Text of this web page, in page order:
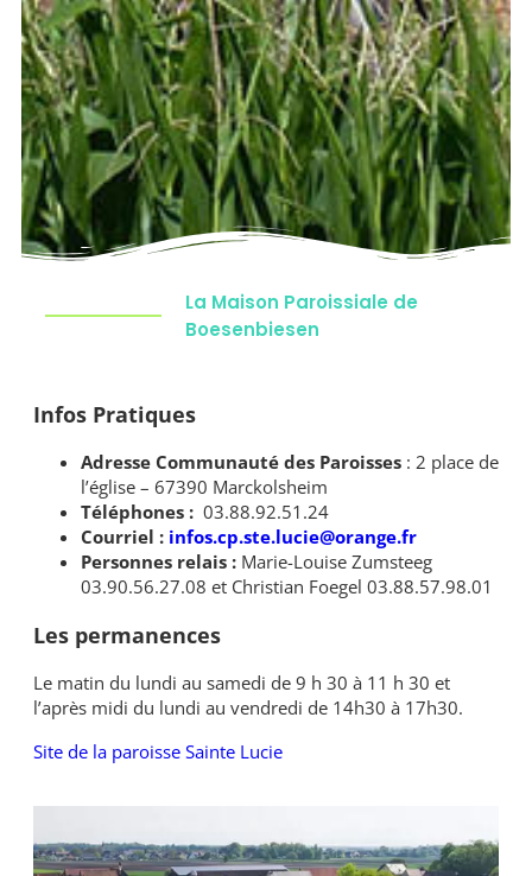
La Maison Paroissiale de
Boesenbiesen
Infos Pratiques
Adresse Communauté des Paroisses : 2 place de
l’église – 67390 Marckolsheim
Téléphones : 03.88.92.51.24
Courriel : infos.cp.ste.lucie@orange.fr
Personnes relais : Marie-Louise Zumsteeg
03.90.56.27.08 et Christian Foegel 03.88.57.98.01
Les permanences
Le matin du lundi au samedi de 9 h 30 à 11 h 30 et
l’après midi du lundi au vendredi de 14h30 à 17h30.
Site de la paroisse Sainte Lucie